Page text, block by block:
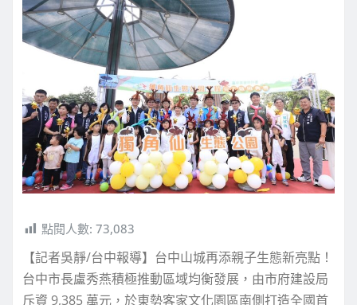
點閱人數: 73,083
【記者吳靜/台中報導】台中山城再添親子生態新亮點！
台中市長盧秀燕積極推動區域均衡發展，由市府建設局
斥資 9,385 萬元，於東勢客家文化園區南側打造全國首